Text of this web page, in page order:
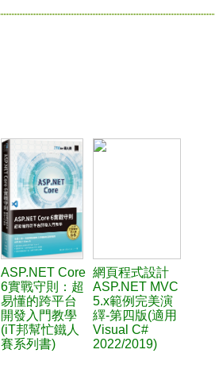
ASP.NET Core
6實戰守則：超
易懂的跨平台
開發入門教學
(iT邦幫忙鐵人
賽系列書)
網頁程式設計
ASP.NET MVC
5.x範例完美演
繹-第四版(適用
Visual C#
2022/2019)